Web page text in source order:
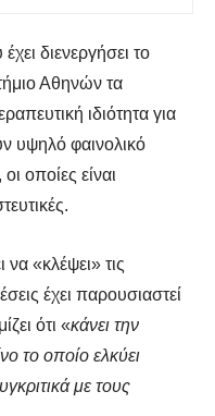
διενεργήσει το
Αθηνών τα
ιδιότητα για
υψηλό φαινολικό
οποίες είναι
«κλέψει» τις
έχει παρουσιαστεί
ότι «κάνει την
το οποίο ελκύει
με τους